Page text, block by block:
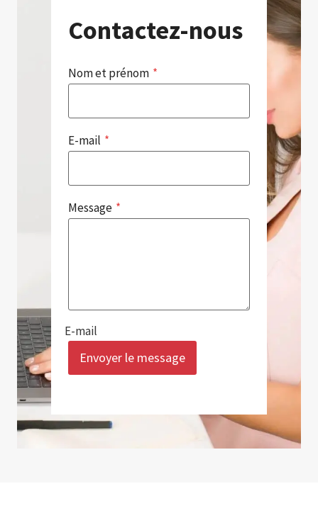
Contactez-nous
Nom et prénom *
E-mail *
Message *
E-mail
Envoyer le message